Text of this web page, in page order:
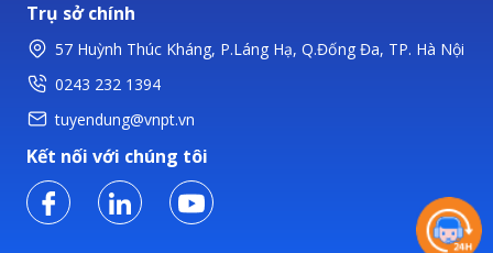
Trụ sở chính
57 Huỳnh Thúc Kháng, P.Láng Hạ, Q.Đống Đa, TP. Hà Nội
0243 232 1394
tuyendung@vnpt.vn
Kết nối với chúng tôi